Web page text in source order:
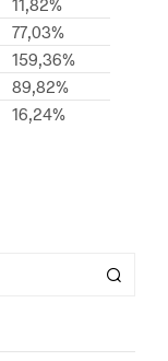
77,03%
159,36%
89,82%
16,24%